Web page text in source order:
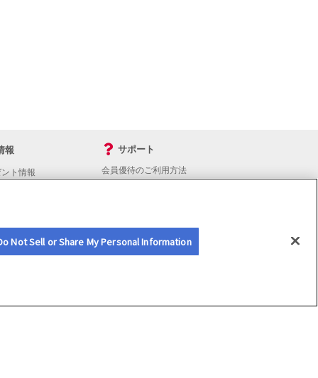
報
ト情報
サポート
会員優待のご利用方法
会員優待サービスの提携をご検討の方へ
Not Sell or Share My Personal Information